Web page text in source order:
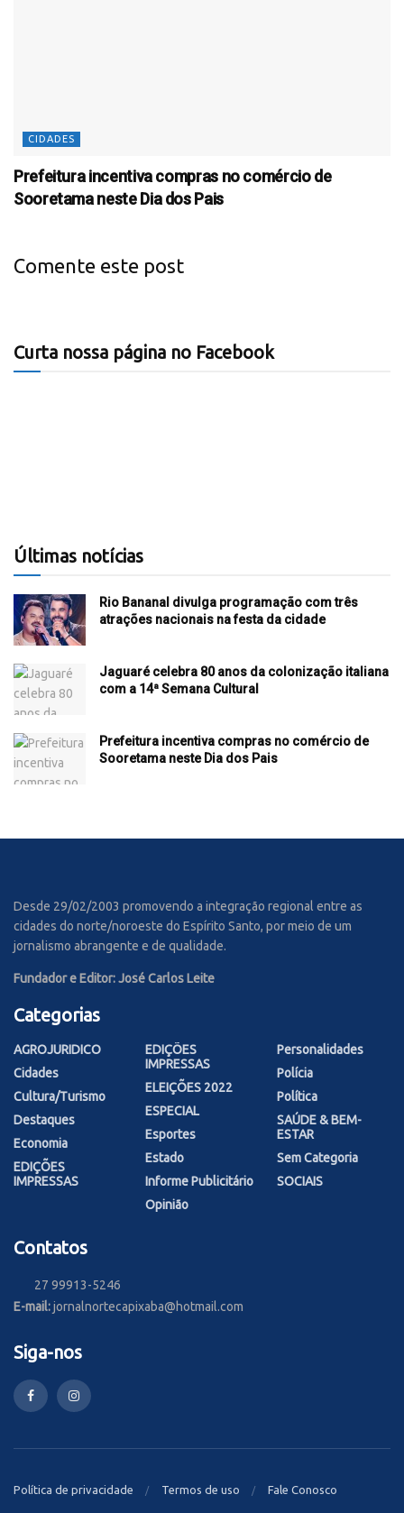
CIDADES
Prefeitura incentiva compras no comércio de
Sooretama neste Dia dos Pais
Comente este post
Curta nossa página no Facebook
Últimas notícias
Rio Bananal divulga programação com três
atrações nacionais na festa da cidade
Jaguaré celebra 80 anos da colonização italiana
com a 14ª Semana Cultural
Prefeitura incentiva compras no comércio de
Sooretama neste Dia dos Pais
Desde 29/02/2003 promovendo a integração regional entre as
cidades do norte/noroeste do Espírito Santo, por meio de um
jornalismo abrangente e de qualidade.
Fundador e Editor: José Carlos Leite
Categorias
AGROJURIDICO
Cidades
Cultura/Turismo
Destaques
Economia
EDIÇÕES
IMPRESSAS
EDIÇÕES
IMPRESSAS
ELEIÇÕES 2022
ESPECIAL
Esportes
Estado
Informe Publicitário
Opinião
Personalidades
Polícia
Política
SAÚDE & BEM-
ESTAR
Sem Categoria
SOCIAIS
Contatos
27 99913-5246
E-mail:jornalnortecapixaba@hotmail.com
Siga-nos
Política de privacidade Termos de uso Fale Conosco